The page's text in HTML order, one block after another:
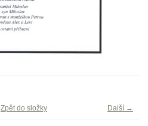
Další →
Zpět do složky